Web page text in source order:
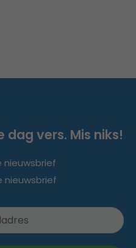
dag vers. Mis niks!
nieuwsbrief
nieuwsbrief